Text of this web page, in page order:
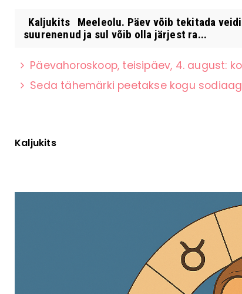
Kaljukits Meeleolu. Päev võib tekitada
suurenenud ja sul võib olla järjest ra...
Päevahoroskoop, teisipäev, 4. august:
Seda tähemärki peetakse kogu
Kaljukits